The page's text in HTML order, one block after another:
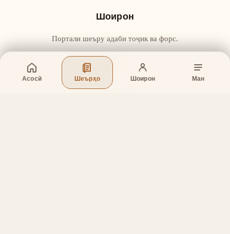
Асосӣ Шеърҳо Шоирон Ман
Шоирон
Портали шеъру адаби тоҷик ва форс.